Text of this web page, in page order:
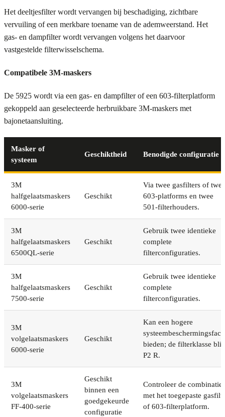
Het deeltjesfilter wordt vervangen bij beschadiging, zichtbare
vervuiling of een merkbare toename van de ademweerstand. Het
gas- en dampfilter wordt vervangen volgens het daarvoor
vastgestelde filterwisselschema.
Compatibele 3M-maskers
De 5925 wordt via een gas- en dampfilter of een 603-filterplatform
gekoppeld aan geselecteerde herbruikbare 3M-maskers met
bajonetaansluiting.
Masker of
systeem
Geschiktheid Benodigde configuratie
3M
halfgelaatsmaskers
6000-serie
Geschikt
Via twee gasfilters of twee
603-platforms en twee
501-filterhouders.
3M
halfgelaatsmaskers
6500QL-serie
Geschikt
Gebruik twee identieke
complete
filterconfiguraties.
3M
halfgelaatsmaskers
7500-serie
Geschikt
Gebruik twee identieke
complete
filterconfiguraties.
3M
volgelaatsmaskers
6000-serie
Geschikt
Kan een hogere
bieden; de filterklasse
P2 R.
3M
volgelaatsmaskers
FF-400-serie
Geschikt
binnen een
goedgekeurde
configuratie
Controleer de combinatie
met het toegepaste
of 603-filterplatform.